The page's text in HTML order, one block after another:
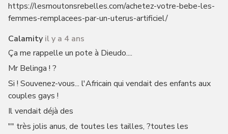
https://lesmoutonsrebelles.com/achetez-votre-bebe-les-
femmes-remplacees-par-un-uterus-artificiel/
Calamity il y a 4 ans
Ça me rappelle un pote à Dieudo....
Mr Belinga ! ?
Si ! Souvenez-vous... l'Africain qui vendait des enfants aux
couples gays !
Il vendait déjà des
"" très jolis anus, de toutes les tailles, ?toutes les